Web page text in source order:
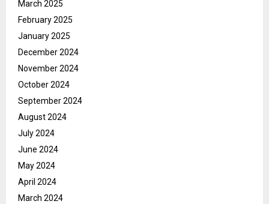
March 2025
February 2025
January 2025
December 2024
November 2024
October 2024
September 2024
August 2024
July 2024
June 2024
May 2024
April 2024
March 2024